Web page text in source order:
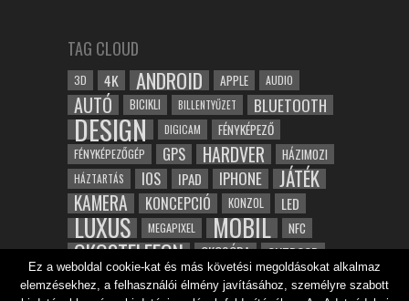
TAG CLOUD
3D 4K ANDROID APPLE AUDIO
AUTÓ BICIKLI BILLENTYŰZET BLUETOOTH
DESIGN DIGICAM FÉNYKÉPEZŐ
FÉNYKÉPEZŐGÉP GPS HARDVER HÁZIMOZI
HÁZTARTÁS IOS IPAD IPHONE JÁTÉK
KAMERA KONCEPCIÓ KONZOL LED
LUXUS MEGAPIXEL MOBIL NFC
OKOSTELEFON OKOSÓRA OUTDOOR
ROBOT SAMSUNG SPORT TABLET
Ez a weboldal cookie-kat és más követési megoldásokat alkalmaz
elemzésekhez, a felhasználói élmény javításához, személyre szabott